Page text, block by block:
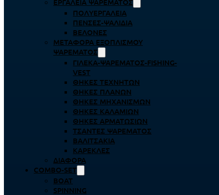
EΡΓΑΛΕΊΑ ΨΑΡΈΜΑΤΟΣ
ΠΟΛΥΕΡΓΑΛΕΊΑ
ΠΈΝΣΕΣ-ΨΑΛΊΔΙΑ
ΒΕΛΌΝΕΣ
ΜΕΤΑΦΟΡΆ ΕΞΟΠΛΙΣΜΟΎ
ΨΑΡΈΜΑΤΟΣ
ΓΙΛΈΚΑ-ΨΑΡΈΜΑΤΟΣ-FISHING-
VEST
ΘΉΚΕΣ ΤΕΧΝΗΤΏΝ
ΘΉΚΕΣ ΠΛΆΝΩΝ
ΘΉΚΕΣ ΜΗΧΑΝΙΣΜΏΝ
ΘΉΚΕΣ ΚΑΛΑΜΙΏΝ
ΘΉΚΕΣ ΑΡΜΑΤΩΣΙΏΝ
ΤΣΆΝΤΕΣ ΨΑΡΈΜΑΤΟΣ
ΒΑΛΙΤΣΆΚΙΑ
ΚΑΡΈΚΛΕΣ
ΔΙΆΦΟΡΑ
COMBO-SET
BOAT
SPINNING